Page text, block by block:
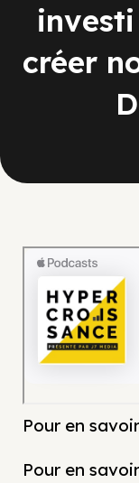
créer
Pour en
Pour en